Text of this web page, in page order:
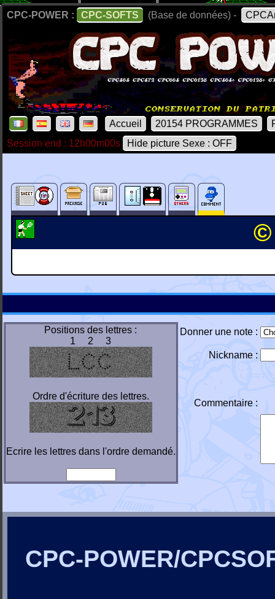
CPC-POWER : CPC-SOFTS (Base de données) -
Accueil 20154 PROGRAMMES
Session end : 12h00m00s
Hide picture Sexe : OFF
©
Positions des lettres :
1 2 3
Ordre d'écriture des lettres.
Ecrire les lettres dans l'ordre demandé.
Donner une note :
Nickname :
Commentaire :
CPC-POWER/